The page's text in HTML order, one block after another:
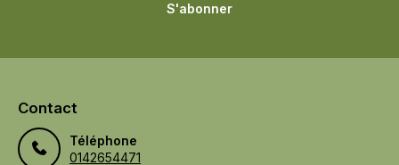
S'abonner
Contact
Téléphone
0142654471